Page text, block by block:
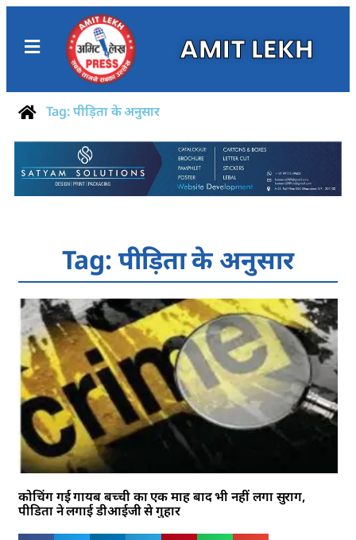
AMIT LEKH
Tag: पीड़िता के अनुसार
Tag: पीड़िता के अनुसार
कोचिंग गई गायब बच्ची का एक माह बाद भी नहीं लगा सुराग,
पीडिता ने लगाई डीआईजी से गुहार